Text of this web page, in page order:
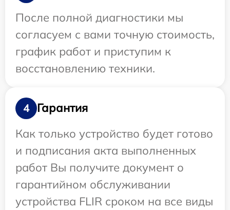
После полной диагностики мы
согласуем с вами точную стоимость,
график работ и приступим к
восстановлению техники.
4
Гарантия
Как только устройство будет готово
и подписания акта выполненных
работ Вы получите документ о
гарантийном обслуживании
устройства FLIR сроком на все виды